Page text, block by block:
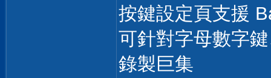
按鍵設定頁支援
可針對字母數字
錄製巨集